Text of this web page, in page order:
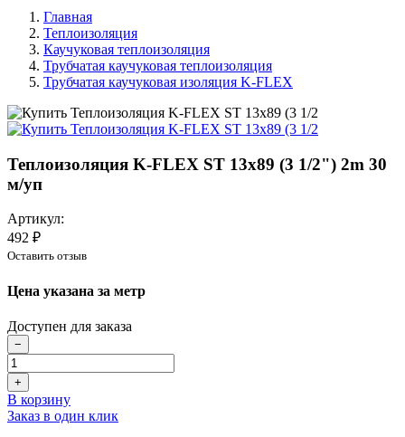
Главная
Теплоизоляция
Каучуковая теплоизоляция
Трубчатая каучуковая теплоизоляция
Трубчатая каучуковая изоляция K-FLEX
Теплоизоляция K-FLEX ST 13х89 (3 1/2") 2m 30
м/уп
Артикул:
492 ₽
Оставить отзыв
Цена указана за метр
Доступен для заказа
−
+
В корзину
Заказ в один клик